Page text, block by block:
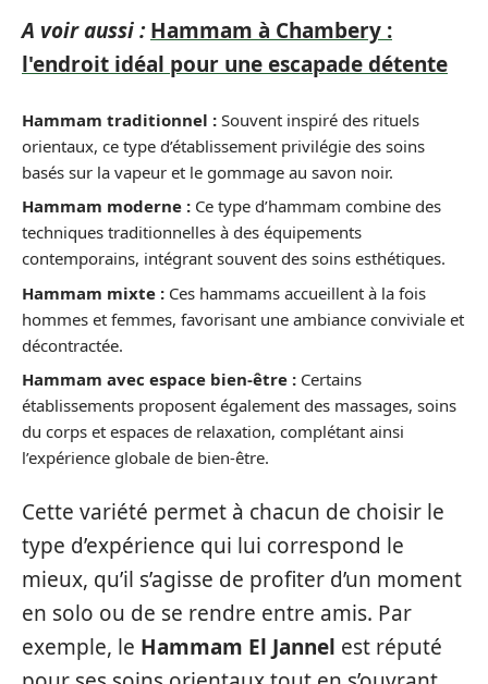
A voir aussi : Hammam à Chambery :
l'endroit idéal pour une escapade détente
Hammam traditionnel : Souvent inspiré des rituels
orientaux, ce type d’établissement privilégie des soins
basés sur la vapeur et le gommage au savon noir.
Hammam moderne : Ce type d’hammam combine des
techniques traditionnelles à des équipements
contemporains, intégrant souvent des soins esthétiques.
Hammam mixte : Ces hammams accueillent à la fois
hommes et femmes, favorisant une ambiance conviviale et
décontractée.
Hammam avec espace bien-être : Certains
établissements proposent également des massages, soins
du corps et espaces de relaxation, complétant ainsi
l’expérience globale de bien-être.
Cette variété permet à chacun de choisir le
type d’expérience qui lui correspond le
mieux, qu’il s’agisse de profiter d’un moment
en solo ou de se rendre entre amis. Par
exemple, le Hammam El Jannel est réputé